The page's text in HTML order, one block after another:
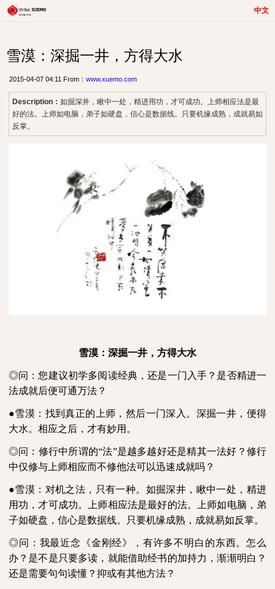
中文
雪漠：深掘一井，方得大水
2015-04-07 04:11 From： www.xuemo.com
Description： 如掘深井，瞅中一处，精进用功，才可成功。上师相应法是最
好的法。上师如电脑，弟子如硬盘，信心是数据线。只要机缘成熟，成就易如
反掌。
雪漠：深掘一井，方得大水
◎问：您建议初学多阅读经典，还是一门入手？是否精进一
法成就后便可通万法？
●雪漠：找到真正的上师，然后一门深入。深掘一井，便得
大水。相应之后，才有妙用。
◎问：修行中所谓的“法”是越多越好还是精其一法好？修行
中仅修与上师相应而不修他法可以迅速成就吗？
●雪漠：对机之法，只有一种。如掘深井，瞅中一处，精进
用功，才可成功。上师相应法是最好的法。上师如电脑，弟
子如硬盘，信心是数据线。只要机缘成熟，成就易如反掌。
◎问：我最近念《金刚经》，有许多不明白的东西。怎么
办？是不是只要多读，就能借助经书的加持力，渐渐明白？
还是需要句句读懂？抑或有其他方法？